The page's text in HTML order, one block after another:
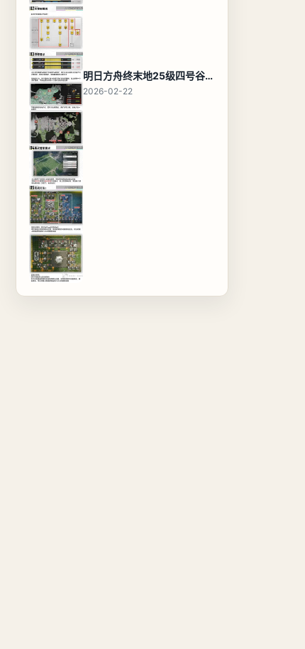
明日方舟终末地25级四号谷地基地蓝图，高效布局规划
2026-02-22